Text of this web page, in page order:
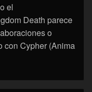
el
Death parece
o
con Cypher (Anima